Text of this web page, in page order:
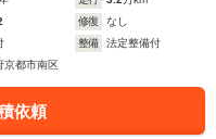
修復
なし
整備
法定整備付
京都市南区
依頼